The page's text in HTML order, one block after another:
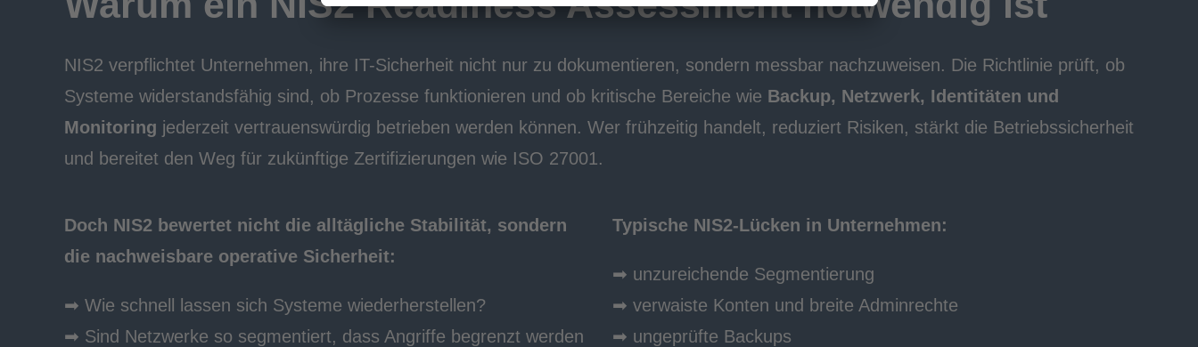
NIS2 verpflichtet Unternehmen, ihre IT-Sicherheit nicht nur zu dokumentieren, sondern messbar nachzuweisen. Die Richtlinie prüft, ob
Systeme widerstandsfähig sind, ob Prozesse funktionieren und ob kritische Bereiche wie Backup, Netzwerk, Identitäten und
Monitoring jederzeit vertrauenswürdig betrieben werden können. Wer frühzeitig handelt, reduziert Risiken, stärkt die Betriebssicherheit
und bereitet den Weg für zukünftige Zertifizierungen wie ISO 27001.
Doch NIS2 bewertet nicht die alltägliche Stabilität, sondern
die nachweisbare operative Sicherheit:
➡ Wie schnell lassen sich Systeme wiederherstellen?
➡ Sind Netzwerke so segmentiert, dass Angriffe begrenzt werden
Typische NIS2-Lücken in Unternehmen:
➡ unzureichende Segmentierung
➡ verwaiste Konten und breite Adminrechte
➡ ungeprüfte Backups